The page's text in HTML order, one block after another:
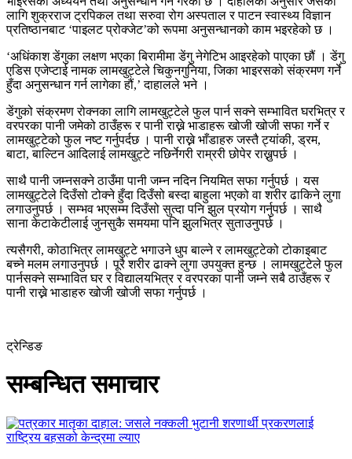
लागि शुक्रराज ट्रपिकल तथा सरुवा रोग अस्पताल र पाटन स्वास्थ्य विज्ञान
प्रतिष्ठानबाट ‘पाइलट प्रोक्जेट’को रूपमा अनुसन्धानको काम भइरहेको छ ।
‘अधिंकाश डेंगुका लक्षण भएका बिरामीमा डेंगु नेगेटिभ आइरहेको पाएका छौं । डेंगु
एडिस एजेप्टाई नामक लामखुट्टेले चिकुनगुनिया, जिका भाइरसको संक्रमण गर्ने
हुँदा अनुसन्धान गर्न लागेका हौं,’ दाहालले भने ।
डेंगुको संक्रमण रोक्नका लागि लामखुट्टेले फुल पार्न सक्ने सम्भावित घरभित्र र
वरपरका पानी जमेको ठाउँहरू र पानी राख्ने भाडाहरू खोजी खोजी सफा गर्ने र
लामखुट्टेको फुल नष्ट गर्नुपर्दछ । पानी राख्ने भाँडाहरु जस्तै ट्यांकी, ड्रम,
बाटा, बाल्टिन आदिलाई लामखुट्टे नछिर्नेगरी राम्ररी छोपेर राख्नुपर्छ ।
साथै पानी जम्नसक्ने ठाउँमा पानी जम्न नदिन नियमित सफा गर्नुपर्छ । यस
लामखुट्टेले दिउँसो टोक्ने हुँदा दिउँसो बस्दा बाहुला भएको वा शरीर ढाकिने लुगा
लगाउनुपर्छ । सम्भव भएसम्म दिउँसो सुत्दा पनि झुल प्रयोग गर्नुपर्छ । साथै
साना केटाकेटीलाई जुनसुकै समयमा पनि झुलभित्र सुताउनुपर्छ ।
त्यसैगरी, कोठाभित्र लामखुट्टे भगाउने धुप बाल्ने र लामखुट्टेको टोकाइबाट
बच्ने मलम लगाउनुपर्छ । पूरै शरीर ढाक्ने लुगा उपयुक्त हुन्छ । लामखुट्टेले फुल
पार्नसक्ने सम्भावित घर र विद्यालयभित्र र वरपरका पानी जम्ने सबै ठाउँहरू र
पानी राख्ने भाडाहरु खोजी खोजी सफा गर्नुपर्छ ।
ट्रेन्डिङ
सम्बन्धित समाचार